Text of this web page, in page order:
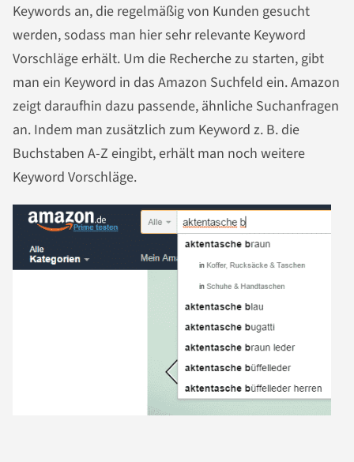
Keywords an, die regelmäßig von Kunden gesucht
werden, sodass man hier sehr relevante Keyword
Vorschläge erhält. Um die Recherche zu starten, gibt
man ein Keyword in das Amazon Suchfeld ein. Amazon
zeigt daraufhin dazu passende, ähnliche Suchanfragen
an. Indem man zusätzlich zum Keyword z. B. die
Buchstaben A-Z eingibt, erhält man noch weitere
Keyword Vorschläge.